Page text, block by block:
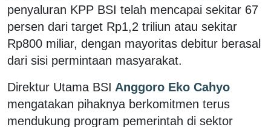
penyaluran KPP BSI telah mencapai sekitar 67
persen dari target Rp1,2 triliun atau sekitar
Rp800 miliar, dengan mayoritas debitur berasal
dari sisi permintaan masyarakat.
Direktur Utama BSI Anggoro Eko Cahyo
mengatakan pihaknya berkomitmen terus
mendukung program pemerintah di sektor